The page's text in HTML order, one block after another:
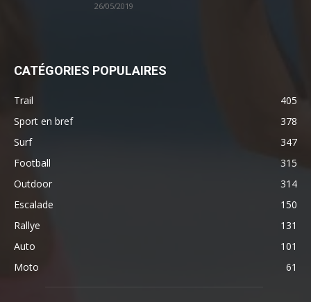
26/05/2019
CATÉGORIES POPULAIRES
Trail
405
Sport en bref
378
Surf
347
Football
315
Outdoor
314
Escalade
150
Rallye
131
Auto
101
Moto
61